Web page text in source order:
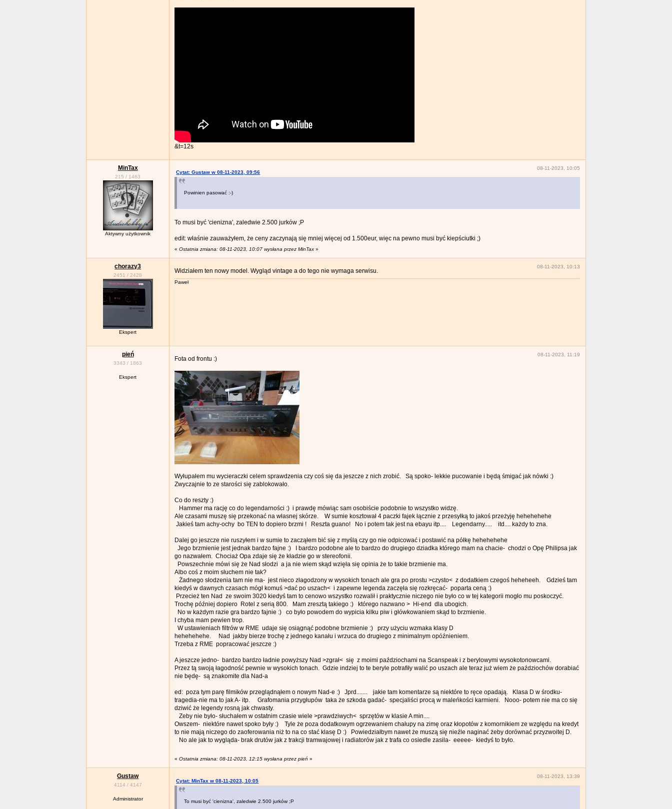
&t=12s
MinTax
215 / 1463
Aktywny użytkownik
08-11-2023, 10:05
Cytat: Gustaw w 08-11-2023, 09:56
Powinien pasować :-)
To musi być 'cienizna', zaledwie 2.500 jurków ;P
edit: właśnie zauważyłem, że ceny zaczynają się mniej więcej od 1.500eur, więc na pewno musi być kiepściutki ;)
«Ostatnia zmiana: 08-11-2023, 10:07 wysłana przez MinTax »
chorazy3
2451 /2428
Ekspert
08-11-2023, 10:13
Widziałem ten nowy model. Wygląd vintage a do tego nie wymaga serwisu.
Paweł
pień
3343 / 1863
Ekspert
08-11-2023, 11:19
Fota od frontu :)
Wyłupałem mu wycieraczki celem sprawdzenia czy coś się da jeszcze z nich zrobić. Są spoko- lekkie pucowanie i będą śmigać jak nówki :)
Zwyczajnie to ze starości się zablokowało.
Co do reszty :)
Hammer ma rację co do legendarności :) i prawdę mówiąc sam osobiście podobnie to wszystko widzę.
Ale czasami muszę się przekonać na własnej skórze. W sumie kosztował 4 paczki fajek łącznie z przesyłką to jakoś przeżyję hehehehehe
Jakieś tam achy-ochy bo TEN to dopiero brzmi ! Reszta guano! No i potem tak jest na ebayu itp.... Legendarny..... itd.... każdy to zna.
Dalej go jeszcze nie ruszyłem i w sumie to zacząłem bić się z myślą czy go nie odpicować i postawić na półkę hehehehehe
Jego brzmienie jest jednak bardzo fajne :) I bardzo podobne ale to bardzo do drugiego dziadka którego mam na chacie- chodzi o Opę Philipsa jak
go nazwałem. Chociaż Opa zdaje się że kładzie go w stereofonii.
Powszechnie mówi się że Nad słodzi a ja nie wiem skąd wzięła się opinia że to takie brzmienie ma.
Albo coś z moim słuchem nie tak?
Żadnego słodzenia tam nie ma- jest nieco złagodzony w wysokich tonach ale gra po prostu >czysto< z dodatkiem czegoś heheheeh. Gdzieś tam
kiedyś w dawnych czasach mógł komuś >dać po uszach< i zapewne legenda zaczęła się rozkręcać- poparta ceną :)
Przecież ten Nad ze swoim 3020 kiedyś tam to cenowo wszystko rozwalił i praktycznie niczego nie było co w tej kategorii mogło mu poskoczyć.
Trochę później dopiero Rotel z serią 800. Mam zresztą takiego :) którego nazwano > Hi-end dla ubogich.
No w każdym razie gra bardzo fajnie :) co było powodem do wypicia kilku piw i główkowaniem skąd to brzmienie.
I chyba mam pewien trop.
W ustawieniach filtrów w RME udaje się osiągnąć podobne brzmienie :) przy użyciu wzmaka klasy D
hehehehehe. Nad jakby bierze trochę z jednego kanału i wrzuca do drugiego z minimalnym opóźnieniem.
Trzeba z RME popracować jeszcze :)
A jeszcze jedno- bardzo bardzo ładnie powyższy Nad >zgrał< się z moimi paździochami na Scanspeak i z berylowymi wysokotonowcami.
Przez tą swoją łagodność pewnie w wysokich tonach. Gdzie indziej to te beryle potrafiły walić po uszach ale teraz już wiem że paździochów dorabiać
nie będę- są znakomite dla Nad-a
ed: poza tym parę filmików przeglądnąłem o nowym Nad-e :) Jprd....... jakie tam komentarze są niektóre to ręce opadają. Klasa D w środku-
tragedia-nie ma to jak A- itp. Grafomania przygłupów taka że szkoda gadać- specjaliści procą w maleńkości karmieni. Nooo- potem nie ma co się
dziwić że legendy rosną jak chwasty.
Zeby nie było- słuchałem w ostatnim czasie wiele >prawdziwych< sprzętów w klasie A min....
Owszem- niektóre nawet spoko były :) Tyle że poza dodatkowym ogrzewaniem chałupy na zimę oraz kłopotów z komornikiem ze względu na kredyt
to nie mają niczego do zaoferowania niż to na co stać klasę D :) Powiedziałbym nawet że muszą się nieźle naginać żeby dorównać przyzwoitej D.
No ale jak to wygląda- brak drutów jak z trakcji tramwajowej i radiatorów jak z trafa co osiedle zasila- eeeee- kiedyś to było.
«Ostatnia zmiana: 08-11-2023, 12:15 wysłana przez pień »
Gustaw
4114 / 4147
Administrator
08-11-2023, 13:39
Cytat: MinTax w 08-11-2023, 10:05
To musi być 'cienizna', zaledwie 2.500 jurków ;P